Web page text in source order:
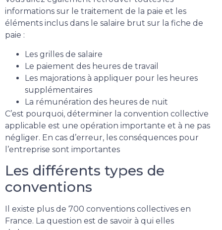
informations sur le traitement de la paie et les
éléments inclus dans le salaire brut sur la fiche de
paie :
Les grilles de salaire
Le paiement des heures de travail
Les majorations à appliquer pour les heures
supplémentaires
La rémunération des heures de nuit
C’est pourquoi, déterminer la convention collective
applicable est une opération importante et à ne pas
négliger. En cas d’erreur, les conséquences pour
l’entreprise sont importantes
Les différents types de
conventions
Il existe plus de 700 conventions collectives en
France. La question est de savoir à qui elles